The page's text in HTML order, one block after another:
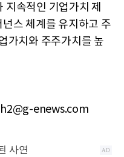
속적인 기업가치 제
스 체계를 유지하고 주
가치와 주주가치를 높
enews.com